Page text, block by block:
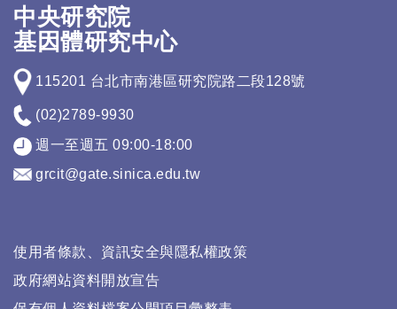
中央研究院
基因體研究中心
115201 台北市南港區研究院路二段128號
(02)2789-9930
週一至週五 09:00-18:00
grcit@gate.sinica.edu.tw
使用者條款、資訊安全與隱私權政策
政府網站資料開放宣告